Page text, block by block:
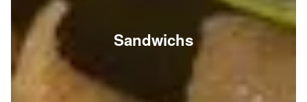
Sandwichs